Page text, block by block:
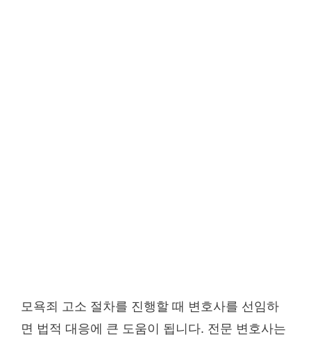
모욕죄 고소 절차를 진행할 때 변호사를 선임하
면 법적 대응에 큰 도움이 됩니다. 전문 변호사는